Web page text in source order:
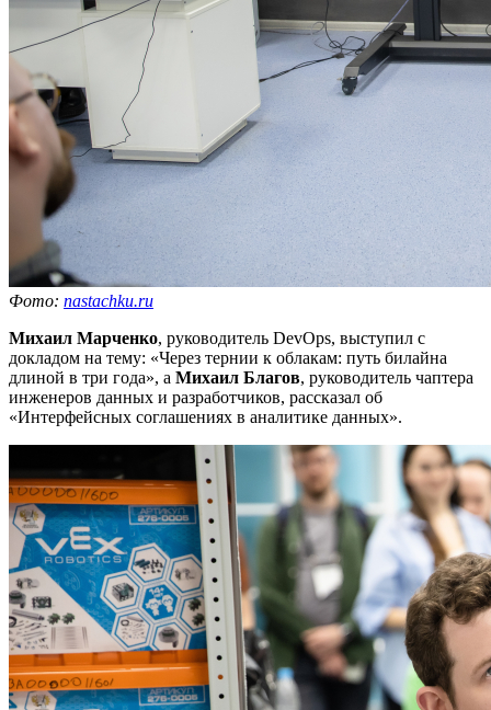
Фото: nastachku.ru
Михаил Марченко, руководитель DevOps, выступил с
докладом на тему: «Через тернии к облакам: путь билайна
длиной в три года», а Михаил Благов, руководитель чаптера
инженеров данных и разработчиков, рассказал об
«Интерфейсных соглашениях в аналитике данных».